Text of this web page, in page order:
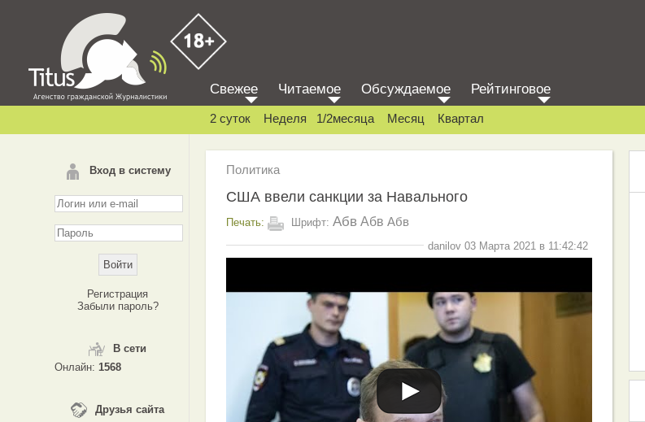
Вход в систему
Регистрация
Забыли пароль?
В сети
Онлайн: 1568
Друзья сайта
Свежее Читаемое Обсуждаемое Рейтинговое
2 суток Неделя 1/2месяца Месяц Квартал
Политика
США ввели санкции за Навального
Печать: Шрифт: Абв Абв Абв
danilov 03 Марта 2021 в 11:42:42